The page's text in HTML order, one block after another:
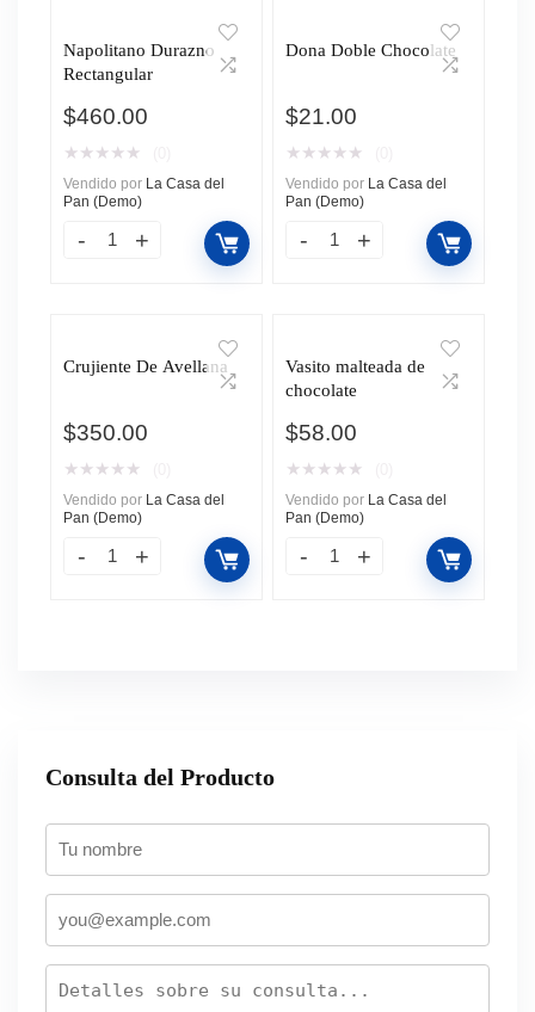
Napolitano Durazno
Rectangular
$460.00
★ ★ ★ ★ ★
Vendido por La Casa del
Pan (Demo)
Dona Doble Chocolate
$21.00
★ ★ ★ ★ ★
Vendido por La Casa del
Pan (Demo)
Crujiente De Avellana
$350.00
★ ★ ★ ★ ★
Vendido por La Casa del
Pan (Demo)
Vasito malteada de
chocolate
$58.00
★ ★ ★ ★ ★
Vendido por La Casa del
Pan (Demo)
Consulta del Producto